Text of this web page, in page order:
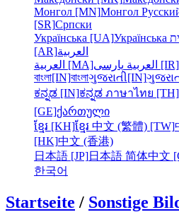
Монгол [MN]Монгол
[SR]Српски
Українська [UA]Українська
[AR]العربية
العربية [MA]
العربية پارسی [IR]
বাংলা[IN]বাংলাગુજરાતી[IN]
ಕನ್ನಡ [IN]ಕನ್ನಡ ภาษาไทย [TH]
[GE]ქართული
ខ្មែរ [KH]ខ្មែរ 中文 (繁體) [TW]
[HK]中文 (香港)
日本語 [JP]日本語 简体中文
한국어
Startseite / Sonstige